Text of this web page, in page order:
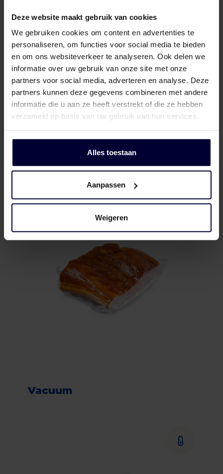
Deze website maakt gebruik van cookies
We gebruiken cookies om content en advertenties te
personaliseren, om functies voor social media te bieden
en om ons websiteverkeer te analyseren. Ook delen we
informatie over uw gebruik van onze site met onze
partners voor social media, adverteren en analyse. Deze
partners kunnen deze gegevens combineren met andere
informatie die u aan ze heeft verstrekt of die ze hebben
verzameld op basis van uw gebruik van hun services.
Alles toestaan
Aanpassen
Weigeren
Pallets
Vacuum